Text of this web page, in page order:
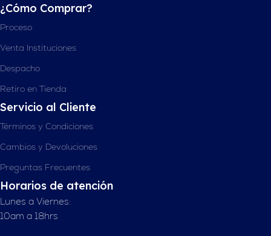
¿Cómo Comprar?
Proceso
Venta Instituciones
Despacho
Retiro en Tienda
Servicio al Cliente
Términos y Condiciones
Cambios y Devoluciones
Preguntas Frecuentes
Horarios de atención
Lunes a Viernes:
10am a 18hrs